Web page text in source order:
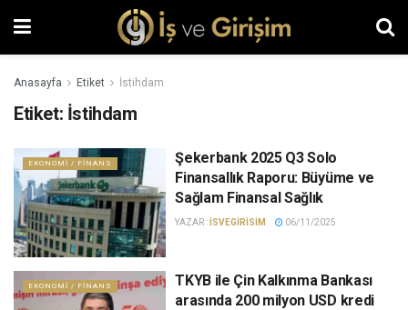
Anasayfa Etiket İstihdam
Etiket: İstihdam
EKONOMI / FINANS
Şekerbank 2025 Q3 Solo
Finansallık Raporu: Büyüme ve
Sağlam Finansal Sağlık
YAZAR :ISVEGIRISIM 06/11/2025
EKONOMI / FINANS
TKYB ile Çin Kalkınma Bankası
arasında 200 milyon USD kredi